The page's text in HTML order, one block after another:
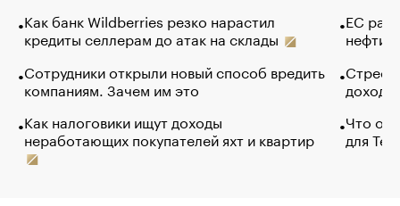
Как банк Wildberries резко нарастил
кредиты селлерам до атак на склады
Сотрудники открыли новый способ вредить
компаниям. Зачем им это
Как налоговики ищут доходы
неработающих покупателей яхт и квартир
ЕС
нефти
Что
для